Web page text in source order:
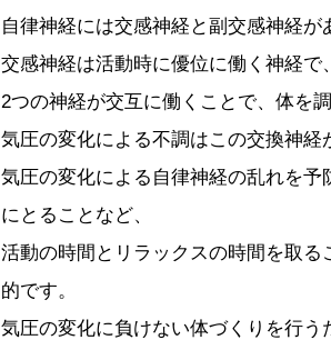
自律神経には交感神経と副交感神経が
交感神経は活動時に優位に働く神経で
2つの神経が交互に働くことで、体を
気圧の変化による不調はこの交換神経
気圧の変化による自律神経の乱れを
にとることなど、
活動の時間とリラックスの時間を取
的です。
気圧の変化に負けない体づくりを行う